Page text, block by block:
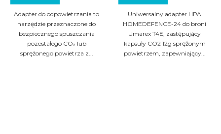
Adapter do odpowietrzania to
narzędzie przeznaczone do
bezpiecznego spuszczania
pozostałego CO₂ lub
sprężonego powietrza z...
Uniwersalny adapter HPA
HOMEDEFENCE-24 do broni
Umarex T4E, zastępujący
kapsuły CO2 12g sprężonym
powietrzem, zapewniający...